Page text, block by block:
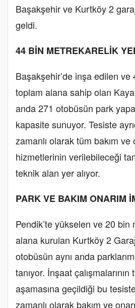
Başakşehir ve Kurtköy 2
geldi.
44 BİN METREKARELİK
Başakşehir’de inşa edilen
toplam alana sahip olan
anda 271 otobüsün park
kapasite sunuyor. Tesiste
zamanlı olarak tüm bakım ve
hizmetlerinin verilebileceği
teknik alan yer alıyor.
PARK VE BAKIM ONARIM
Pendik’te yükselen ve 20
alana kurulan Kurtköy 2
otobüsün aynı anda
tanıyor. İnşaat
aşamasına geçildiği bu
zamanlı olarak bakım ve